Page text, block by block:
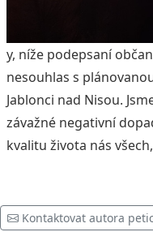
y, níže podepsaní
nesouhlas s
Jablonci nad Nisou.
závažné negativní
kvalitu života nás
Kontaktovat autora